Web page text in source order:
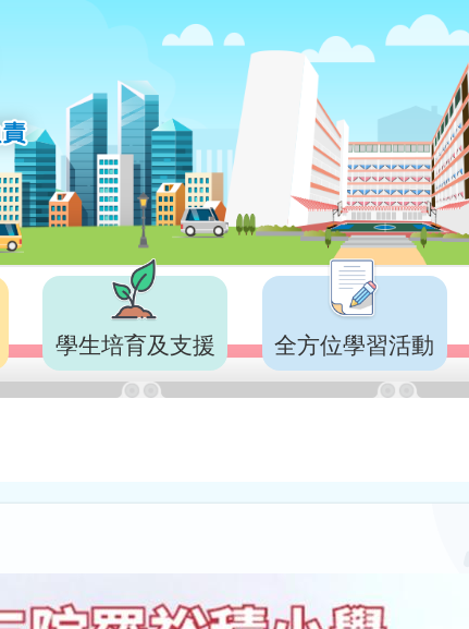
學生培育及支援 全方位學習活動